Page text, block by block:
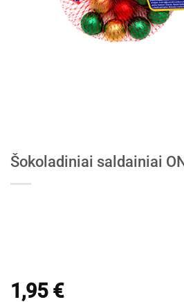
Šokoladiniai saldainiai
1,95 €